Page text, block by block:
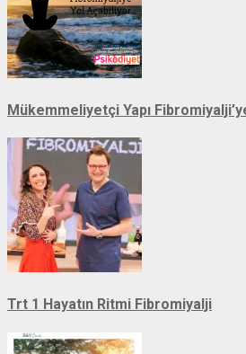
Mükemmeliyetçi Yapı
Trt 1 Hayatın Ritmi Fibromiyalji